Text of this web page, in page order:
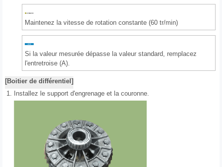
Maintenez la vitesse de rotation constante (60 tr/min)
Si la valeur mesurée dépasse la valeur standard, remplacez
l'entretroise (A).
[Boitier de différentiel]
1.
Installez le support d'engrenage et la couronne.